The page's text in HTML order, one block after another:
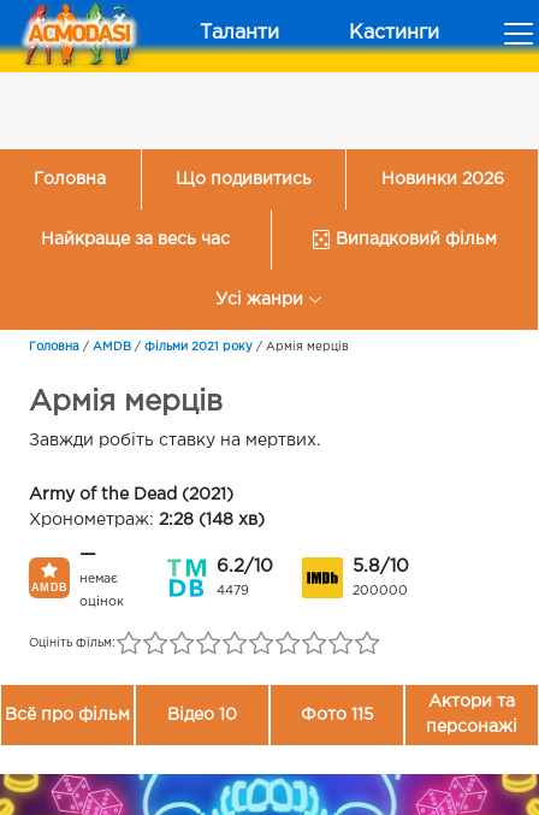
Таланти Кастинги
Головна Що подивитись Новинки 2026
Найкраще за весь час Випадковий фільм
Усі жанри
Головна / AMDB / Фільми 2021 року / Армія мерців
Армія мерців
Завжди робіть ставку на мертвих.
Army of the Dead (2021)
Хронометраж: 2:28 (148 хв)
—
немає
оцінок
6.2/10
4479
5.8/10
200000
Оцініть фільм:
Всё про фільм Відео 10 Фото 115
Актори та
персонажі